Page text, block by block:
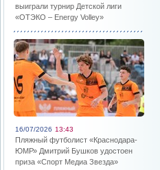
выиграли турнир Детской лиги
«ОТЭКО – Energy Volley»
16/07/2026 13:43
Пляжный футболист «Краснодара-
ЮМР» Дмитрий Бушков удостоен
приза «Спорт Медиа Звезда»